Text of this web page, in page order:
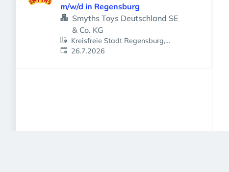
m/w/d in Regensburg
Smyths Toys Deutschland SE
& Co. KG
Kreisfreie Stadt Regensburg,
Regensburg, Deutschland
Veröffentlicht:
26.7.2026